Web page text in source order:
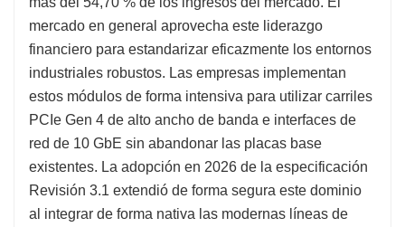
mercado en general aprovecha este liderazgo
financiero para estandarizar eficazmente los entornos
industriales robustos. Las empresas implementan
estos módulos de forma intensiva para utilizar carriles
PCIe Gen 4 de alto ancho de banda e interfaces de
red de 10 GbE sin abandonar las placas base
existentes. La adopción en 2026 de la especificación
Revisión 3.1 extendió de forma segura este dominio
al integrar de forma nativa las modernas líneas de